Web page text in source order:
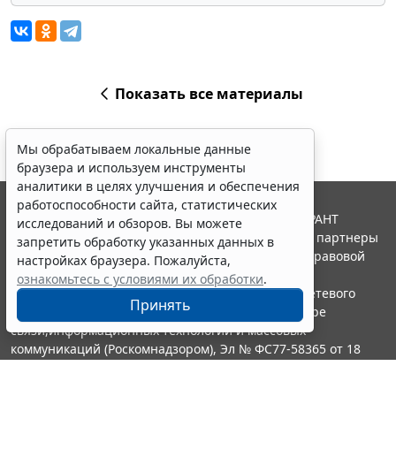
Показать все материалы
Мы обрабатываем локальные данные
браузера и используем инструменты
аналитики в целях улучшения и обеспечения
работоспособности сайта, статистических
исследований и обзоров. Вы можете
запретить обработку указанных данных в
настройках браузера. Пожалуйста,
ознакомьтесь с условиями их обработки.
Принять
© ООО "НПП "ГАРАНТ-СЕРВИС", 2026. Система ГАРАНТ
выпускается с 1990 года. Компания "Гарант" и ее партнеры
являются участниками Российской ассоциации правовой
информации ГАРАНТ.
Портал ГАРАНТ.РУ зарегистрирован в качестве сетевого
издания Федеральной службой по надзору в сфере
связи,информационных технологий и массовых
коммуникаций (Роскомнадзором), Эл № ФС77-58365 от 18